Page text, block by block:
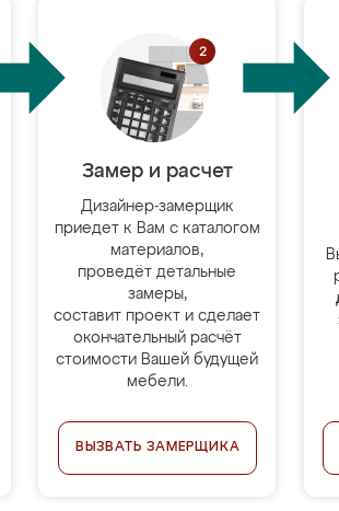
Замер и расчет
Дизайнер-замерщик
приедет к Вам с каталогом
материалов,
проведёт детальные
замеры,
составит проект и сделает
окончательный расчёт
стоимости Вашей будущей
мебели.
ВЫЗВАТЬ ЗАМЕРЩИКА